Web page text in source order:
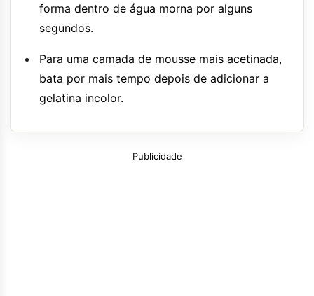
forma dentro de água morna por alguns
segundos.
Para uma camada de mousse mais acetinada,
bata por mais tempo depois de adicionar a
gelatina incolor.
Publicidade